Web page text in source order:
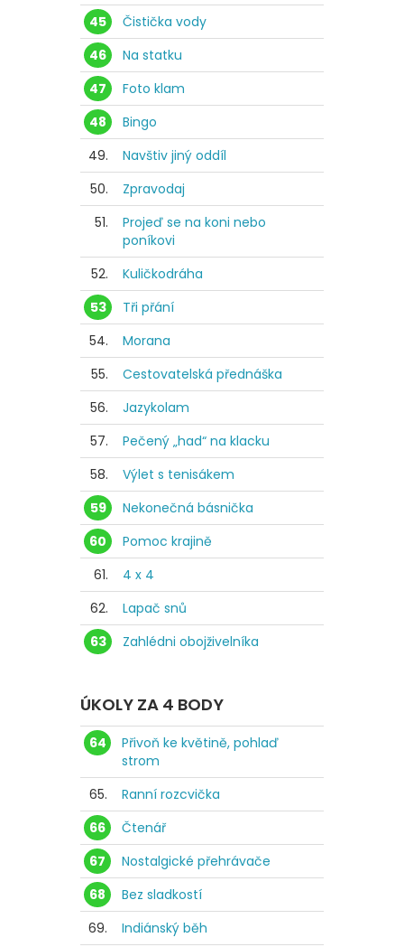
45
Čistička vody
46
Na statku
47
Foto klam
48
Bingo
49.
Navštiv jiný oddíl
50.
Zpravodaj
51.
Projeď se na koni nebo
poníkovi
52.
Kuličkodráha
53
Tři přání
54.
Morana
55.
Cestovatelská přednáška
56.
Jazykolam
57.
Pečený „had“ na klacku
58.
Výlet s tenisákem
59
Nekonečná básnička
60
Pomoc krajině
61.
4 x 4
62.
Lapač snů
63
Zahlédni obojživelníka
ÚKOLY ZA 4 BODY
64
Přivoň ke květině, pohlaď
strom
65.
Ranní rozcvička
66
Čtenář
67
Nostalgické přehrávače
68
Bez sladkostí
69.
Indiánský běh